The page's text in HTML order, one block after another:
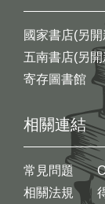
國家書店(另
五南書店(另
寄存圖書館
相關連結
常見問題
相關法規